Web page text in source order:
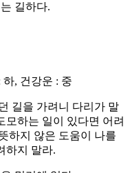
길하다.
하, 건강운 : 중
길을 가려니 다리가 말
모하는 일이 있다면 어려
하지 않은 도움이 나를
하지 말라.